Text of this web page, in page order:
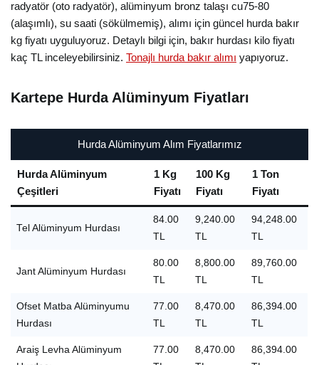
radyatör (oto radyatör), alüminyum bronz talaşı cu75-80
(alaşımlı), su saati (sökülmemiş), alımı için güncel hurda bakır
kg fiyatı uyguluyoruz. Detaylı bilgi için, bakır hurdası kilo fiyatı
kaç TL inceleyebilirsiniz. Tonajlı hurda bakır alımı yapıyoruz.
Kartepe Hurda Alüminyum Fiyatları
Hurda Alüminyum Alım Fiyatlarımız
Hurda Alüminyum
Çeşitleri
1 Kg
Fiyatı
100 Kg
Fiyatı
1 Ton
Fiyatı
Tel Alüminyum Hurdası
84.00
TL
9,240.00
TL
94,248.00
TL
Jant Alüminyum Hurdası
80.00
TL
8,800.00
TL
89,760.00
TL
Ofset Matba Alüminyumu
Hurdası
77.00
TL
8,470.00
TL
86,394.00
TL
Araiş Levha Alüminyum
77.00
8,470.00
86,394.00